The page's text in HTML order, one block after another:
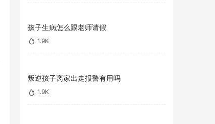
孩子生病怎么跟老师请假
1.9K
叛逆孩子离家出走报警有用吗
1.9K